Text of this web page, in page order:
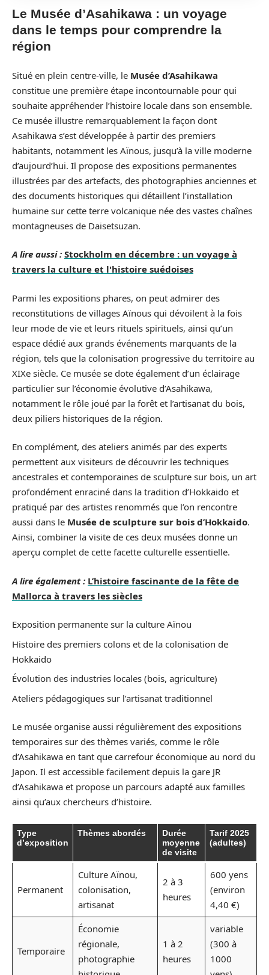
Le Musée d’Asahikawa : un voyage
dans le temps pour comprendre la
région
Situé en plein centre-ville, le Musée d’Asahikawa
constitue une première étape incontournable pour qui
souhaite appréhender l’histoire locale dans son ensemble.
Ce musée illustre remarquablement la façon dont
Asahikawa s’est développée à partir des premiers
habitants, notamment les Aïnous, jusqu’à la ville moderne
d’aujourd’hui. Il propose des expositions permanentes
illustrées par des artefacts, des photographies anciennes et
des documents historiques qui détaillent l’installation
humaine sur cette terre volcanique née des vastes chaînes
montagneuses de Daisetsuzan.
A lire aussi : Stockholm en décembre : un voyage à
travers la culture et l'histoire suédoises
Parmi les expositions phares, on peut admirer des
reconstitutions de villages Aïnous qui dévoilent à la fois
leur mode de vie et leurs rituels spirituels, ainsi qu’un
espace dédié aux grands événements marquants de la
région, tels que la colonisation progressive du territoire au
XIXe siècle. Ce musée se dote également d’un éclairage
particulier sur l’économie évolutive d’Asahikawa,
notamment le rôle joué par la forêt et l’artisanat du bois,
deux piliers historiques de la région.
En complément, des ateliers animés par des experts
permettent aux visiteurs de découvrir les techniques
ancestrales et contemporaines de sculpture sur bois, un art
profondément enraciné dans la tradition d’Hokkaido et
pratiqué par des artistes renommés que l’on rencontre
aussi dans le Musée de sculpture sur bois d’Hokkaido.
Ainsi, combiner la visite de ces deux musées donne un
aperçu complet de cette facette culturelle essentielle.
A lire également : L’histoire fascinante de la fête de
Mallorca à travers les siècles
Exposition permanente sur la culture Aïnou
Histoire des premiers colons et de la colonisation de
Hokkaido
Évolution des industries locales (bois, agriculture)
Ateliers pédagogiques sur l’artisanat traditionnel
Le musée organise aussi régulièrement des expositions
temporaires sur des thèmes variés, comme le rôle
d’Asahikawa en tant que carrefour économique au nord du
Japon. Il est accessible facilement depuis la gare JR
d’Asahikawa et propose un parcours adapté aux familles
ainsi qu’aux chercheurs d’histoire.
Type
d’exposition
Thèmes abordés
Durée
moyenne
de visite
Tarif 2025
(adultes)
Permanent
Culture Aïnou,
colonisation,
artisanat
2 à 3
heures
600 yens
(environ
4,40 €)
Temporaire
Économie
régionale,
photographie
1 à 2
heures
variable
(300 à
1000